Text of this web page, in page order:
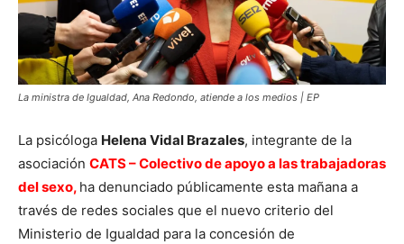
La ministra de Igualdad, Ana Redondo, atiende a los medios | EP
La psicóloga Helena Vidal Brazales, integrante de la
asociación CATS – Colectivo de apoyo a las trabajadoras
del sexo, ha denunciado públicamente esta mañana a
través de redes sociales que el nuevo criterio del
Ministerio de Igualdad para la concesión de